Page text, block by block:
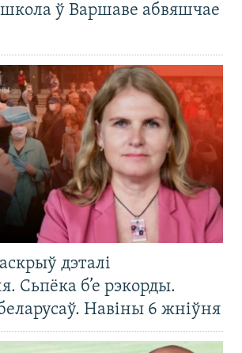
школа ў Варшаве абвяшчае
дэталі
Сьпёка б’е рэкорды.
Навіны 6 жніўня